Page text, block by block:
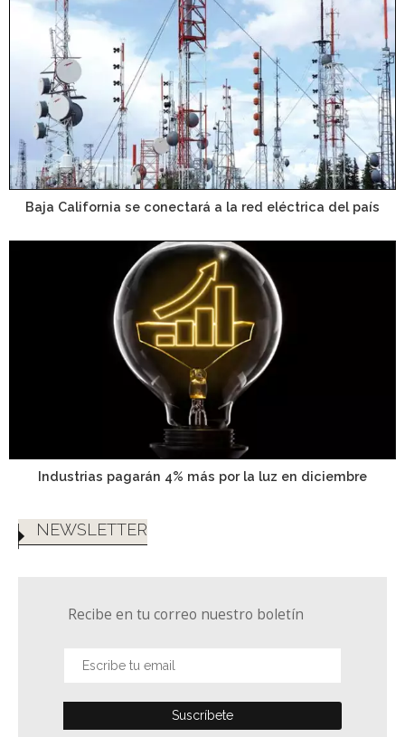
Baja California se conectará a la red eléctrica del país
Industrias pagarán 4% más por la luz en diciembre
NEWSLETTER
Recibe en tu correo nuestro boletín